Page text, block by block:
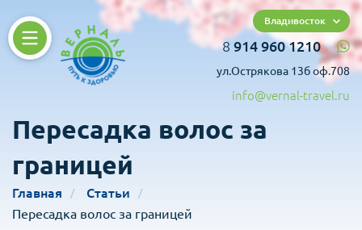
Владивосток
8 914 960 1210
ул.Острякова 13б оф.708
info@vernal-travel.ru
Пересадка волос за
границей
Главная
Статьи
Пересадка волос за границей